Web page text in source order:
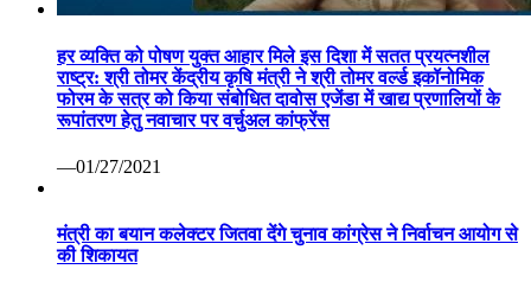
हर व्यक्ति को पोषण युक्त आहार मिले इस दिशा में सतत प्रयत्नशील
राष्ट्र: श्री तोमर केंद्रीय कृषि मंत्री ने श्री तोमर वर्ल्ड इकॉनोमिक
फोरम के सत्र को किया संबोधित दावोस एजेंडा में खाद्य प्रणालियों के
रूपांतरण हेतु नवाचार पर वर्चुअल कांफ्रेंस
—01/27/2021
मंत्री का बयान कलेक्टर जितवा देंगे चुनाव कांग्रेस ने निर्वाचन आयोग से
की शिकायत